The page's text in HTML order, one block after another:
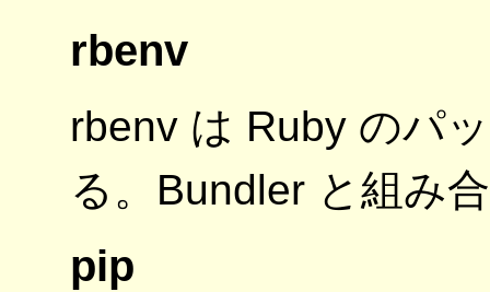
rbenv
rbenv は Ruby のパ
る。Bundler と組み
pip